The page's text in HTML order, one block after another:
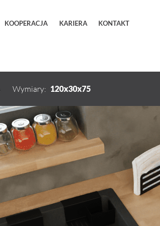
KOOPERACJA KARIERA KONTAKT
Wymiary: 120x30x75